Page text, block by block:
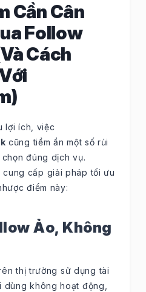
Cần Cân
Follow
Cách
lợi ích, việc
cũng tiềm ẩn một số rủi
đúng dịch vụ.
cung cấp giải pháp tối ưu
điểm này:
Ảo, Không
thị trường sử dụng tài
không hoạt động,